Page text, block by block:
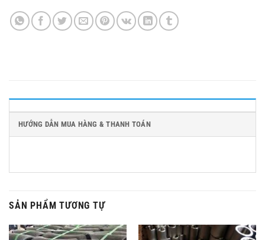
HƯỚNG DẪN MUA HÀNG & THANH TOÁN
SẢN PHẨM TƯƠNG TỰ